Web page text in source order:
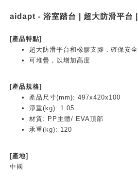
aidapt - 浴室踏台 | 超大防滑平台 |
[產品特點]
超大防滑平台和橡膠支腳，確保安全
可堆疊，以增加高度
[產品規格]
產品尺寸(mm): 497x420x100
淨重(kg): 1.05
材質: PP主體/ EVA頂部
承重(kg): 120
[產地]
中國